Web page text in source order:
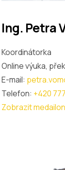
Ing. Petra
Koordinátorka
Online výuka,
E-mail:
Telefon: +420
Zobrazit